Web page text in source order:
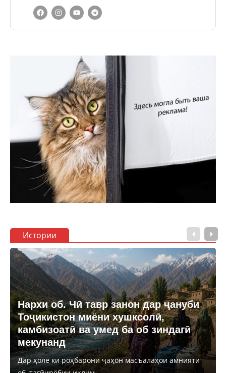
Истории
Нархи об. Чӣ тавр занон дар ҷануби
Тоҷикистон миёни хушксолӣ,
камбизоатӣ ва умед ба об зиндагӣ
мекунанд
Дар ҳоле ки роҳбарони ҷаҳон масъалаҳои амнияти